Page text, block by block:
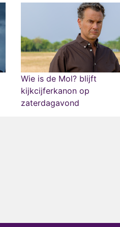
Wie is de Mol? blijft
kijkcijferkanon op
zaterdagavond